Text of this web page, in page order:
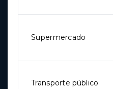
Supermercado
Transporte público